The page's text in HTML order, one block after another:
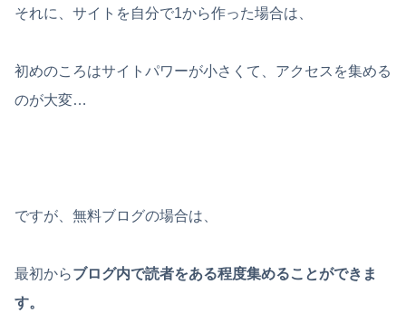
それに、サイトを自分で1から作った場合は、
初めのころはサイトパワーが小さくて、アクセスを集める
のが大変…
ですが、無料ブログの場合は、
最初からブログ内で読者をある程度集めることができま
す。